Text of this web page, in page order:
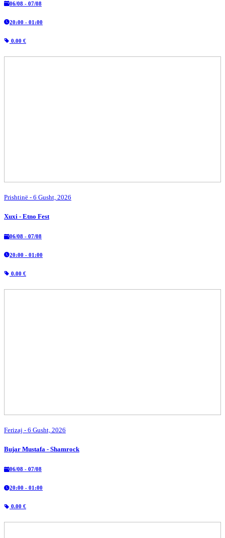
06/08 - 07/08
20:00 - 01:00
0.00 €
Prishtinë - 6 Gusht, 2026
Xuxi - Etno Fest
06/08 - 07/08
20:00 - 01:00
0.00 €
Ferizaj - 6 Gusht, 2026
Bujar Mustafa - Shamrock
06/08 - 07/08
20:00 - 01:00
0.00 €